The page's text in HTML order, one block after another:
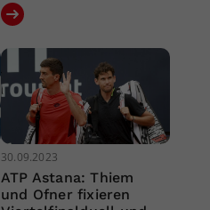
30.09.2023
ATP Astana: Thiem
und Ofner fixieren